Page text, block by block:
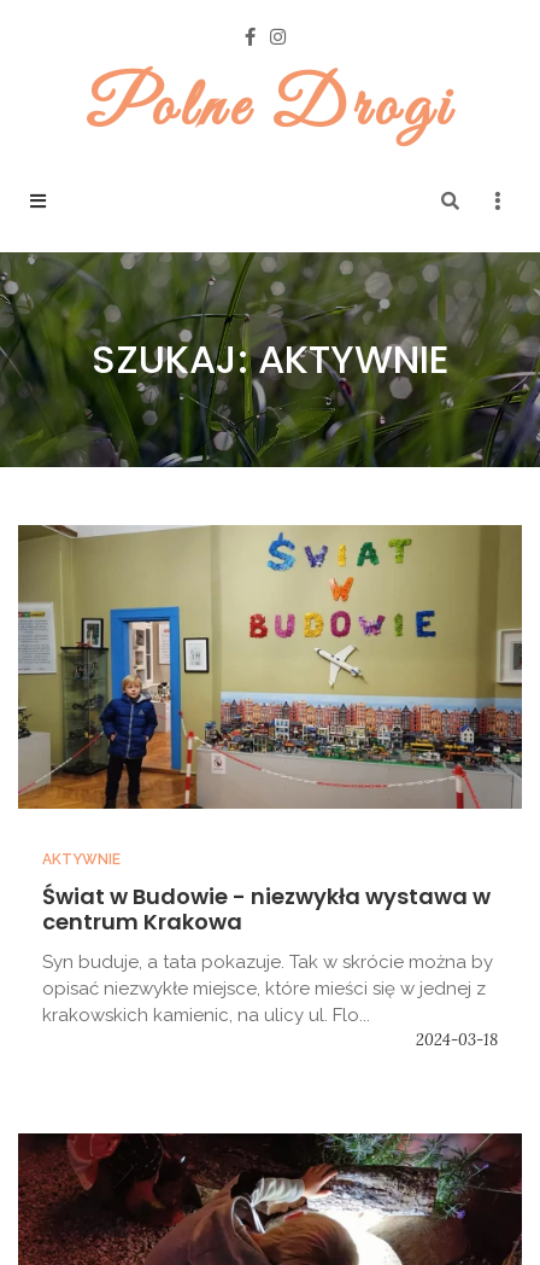
Polne Drogi
SZUKAJ: AKTYWNIE
AKTYWNIE
Świat w Budowie - niezwykła wystawa w
centrum Krakowa
Syn buduje, a tata pokazuje. Tak w skrócie można by
opisać niezwykłe miejsce, które mieści się w jednej z
krakowskich kamienic, na ulicy ul. Flo...
2024-03-18